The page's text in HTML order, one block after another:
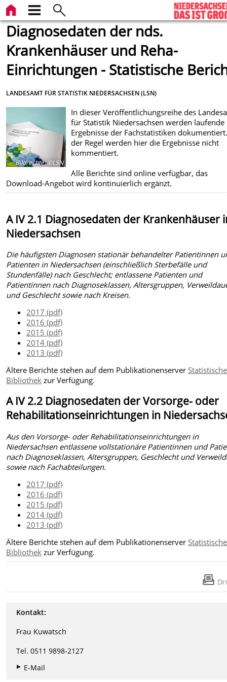
Diagnosedaten der nds.
Krankenhäuser und Reha-
Einrichtungen - Statistische
LANDESAMT FÜR STATISTIK NIEDERSACHSEN (LSN)
Bildrechte:©LSN
In dieser Veröffentlichungsreihe des
für Statistik Niedersachsen werden laufende
Ergebnisse der Fachstatistiken
der Regel werden hier die Ergebnisse nicht
kommentiert.
Alle Berichte sind online verfügbar, das
Download-Angebot wird kontinuierlich ergänzt.
A IV 2.1 Diagnosedaten der Krankenhäuser
Niedersachsen
Die häufigsten Diagnosen stationär behandelter Patientinnen
Patienten in Niedersachsen (einschließlich Sterbefälle und
Stundenfälle) nach Geschlecht; entlassene Patienten und
Patientinnen nach Diagnoseklassen, Altersgruppen,
und Geschlecht sowie nach Kreisen.
2017 (pdf)
2016 (pdf)
2015 (pdf)
2014 (pdf)
2013 (pdf)
Ältere Berichte stehen auf dem PublikationenserverStatistische
Bibliothek zur Verfügung.
A IV 2.2 Diagnosedaten der Vorsorge- oder
Rehabilitationseinrichtungen in
Aus den Vorsorge- oder Rehabilitationseinrichtungen in
Niedersachsen entlassene vollstationäre Patientinnen und
nach Diagnoseklassen, Altersgruppen, Geschlecht und
sowie nach Fachabteilungen.
2017 (pdf)
2016 (pdf)
2015 (pdf)
2014 (pdf)
2013 (pdf)
Ältere Berichte stehen auf dem PublikationenserverStatistische
Bibliothek zur Verfügung.
Kontakt:
Frau Kuwatsch
Tel. 0511 9898-2127
E-Mail